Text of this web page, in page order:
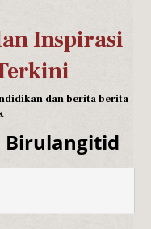
Inspirasi
dan berita berita
Birulangitid